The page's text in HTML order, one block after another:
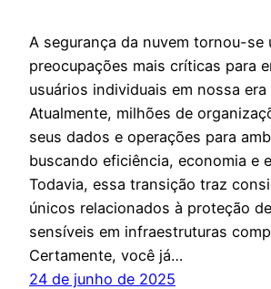
A segurança da nuvem tornou-se
preocupações mais críticas para
usuários individuais em nossa
Atualmente, milhões de
seus dados e operações para
buscando eficiência, economia e
Todavia, essa transição traz
únicos relacionados à proteção
sensíveis em infraestruturas
Certamente, você já…
24 de junho de 2025